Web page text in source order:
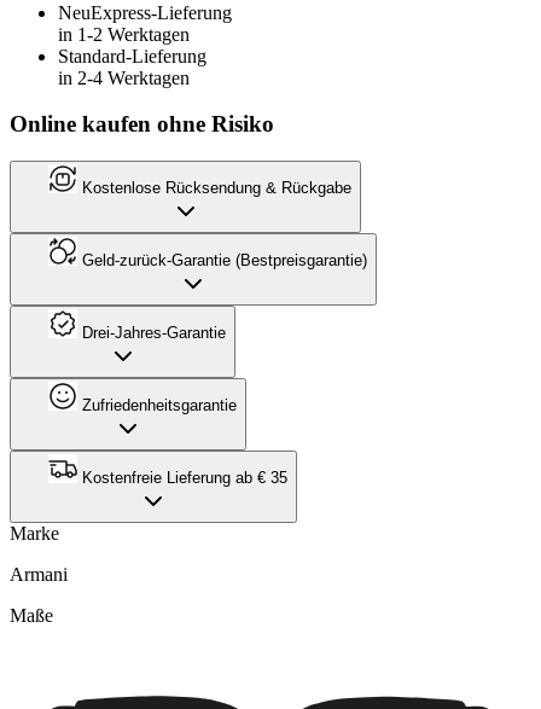
NeuExpress-Lieferung
in 1-2 Werktagen
Standard-Lieferung
in 2-4 Werktagen
Online kaufen ohne Risiko
Kostenlose Rücksendung & Rückgabe
Geld-zurück-Garantie (Bestpreisgarantie)
Drei-Jahres-Garantie
Zufriedenheitsgarantie
Kostenfreie Lieferung ab € 35
Marke
Armani
Maße